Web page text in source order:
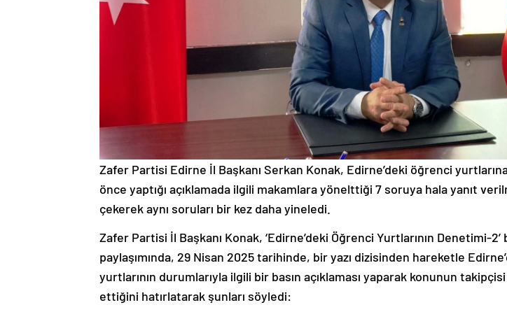
Zafer Partisi Edirne İl Başkanı Serkan Konak, Edirne’deki öğrenci
önce yaptığı açıklamada ilgili makamlara yönelttiği 7 soruya hala yanıt
çekerek aynı soruları bir kez daha yineledi.
Zafer Partisi İl Başkanı Konak, ‘Edirne’deki Öğrenci Yurtlarının Denetimi-2’
paylaşımında, 29 Nisan 2025 tarihinde, bir yazı dizisinden hareketle
yurtlarının durumlarıyla ilgili bir basın açıklaması yaparak konunun takipçisi
ettiğini hatırlatarak şunları söyledi: